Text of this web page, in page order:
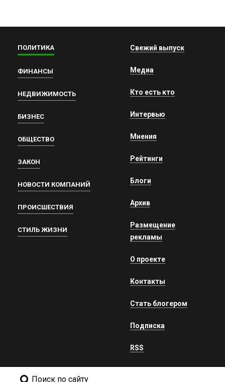
ПОЛИТИКА
ФИНАНСЫ
НЕДВИЖИМОСТЬ
БИЗНЕС
ОБЩЕСТВО
ЗАКОН
НОВОСТИ КОМПАНИЙ
ПРОИСШЕСТВИЯ
СТИЛЬ ЖИЗНИ
Свежий выпуск
Медиа
Кто есть кто
Интервью
Мнения
Рейтинги
Блоги
Архив
Размещение
рекламы
О проекте
Контакты
Стать блогером
Подписка
RSS
Поиск по сайту